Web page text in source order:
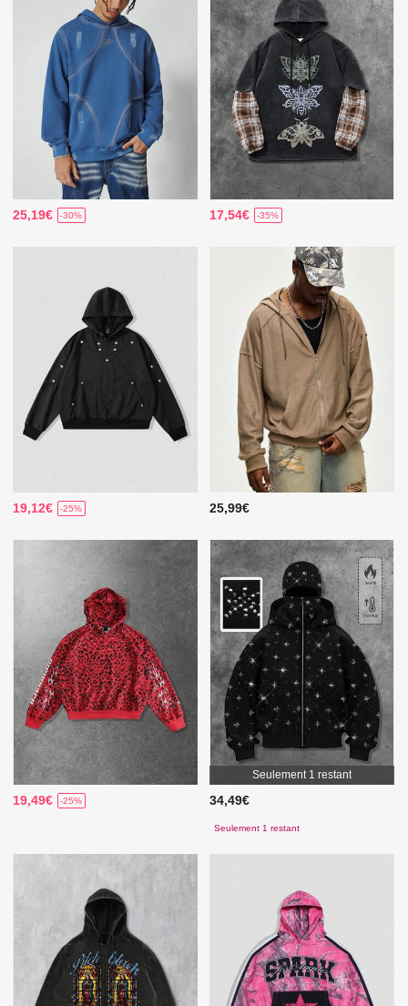
25,19€ -30% 17,54€ -35%
19,12€ -25% 25,99€
19,49€ -25%
Seulement 1 restant
34,49€
Seulement 1 restant